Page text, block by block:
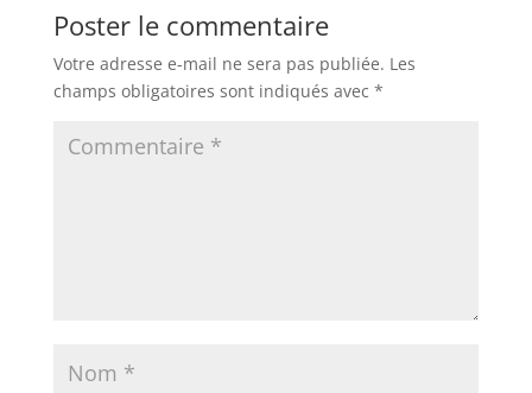
Poster le commentaire
Votre adresse e-mail ne sera pas publiée. Les
champs obligatoires sont indiqués avec *